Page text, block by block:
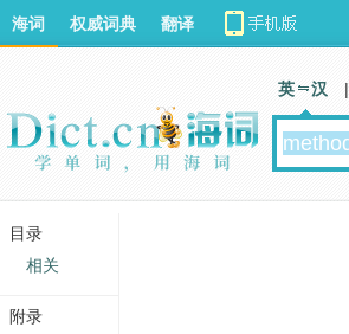
海词 权威词典 翻译
英 汉 |
目录
相关
附录